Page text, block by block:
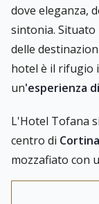
dove eleganza,
sintonia. Situato
delle
hotel è il rifugio
un'esperienza
L'Hotel Tofana
centro di
mozzafiato con
Direttamente
offre un